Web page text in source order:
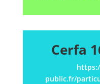
Cerfa
public.fr/